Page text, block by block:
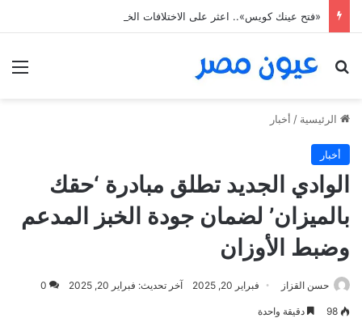
بحث عن
الرئيسية / أخبار
أخبار
الوادي الجديد تطلق مبادرة ‘حقك
بالميزان’ لضمان جودة الخبز المدعم
وضبط الأوزان
حسن القزاز فبراير 20, 2025 آخر تحديث: فبراير 20, 2025 0
98 دقيقة واحدة